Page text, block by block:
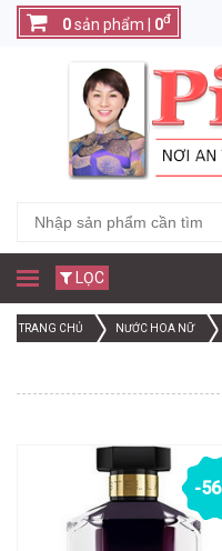
0sản phẩm | 0đ
LỌC
TRANG CHỦ NƯỚC HOA NỮ
-